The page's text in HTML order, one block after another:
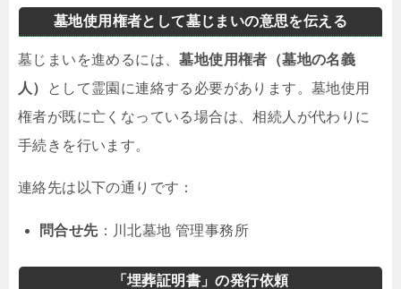
墓地使用権者として墓じまいの意思を伝える
墓じまいを進めるには、墓地使用権者（墓地の名義
人）
として霊園に連絡する必要があります。墓地使用
権者が既に亡くなっている場合は、相続人が代わりに
手続きを行います。
連絡先は以下の通りです：
問合せ先：川北墓地 管理事務所
「埋葬証明書」の発行依頼